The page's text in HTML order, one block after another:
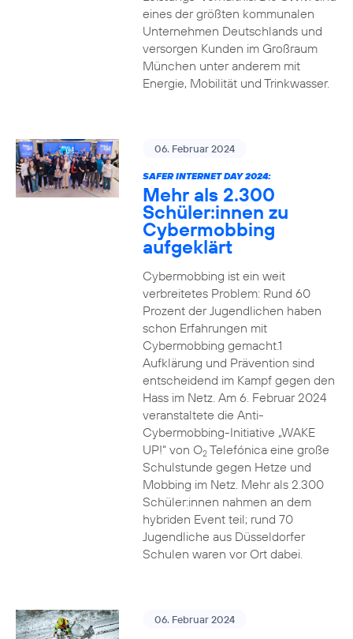
eines der größten kommunalen
Unternehmen Deutschlands und
versorgen Kunden im Großraum
München unter anderem mit
Energie, Mobilität und Trinkwasser.
06. Februar 2024
SAFER INTERNET DAY 2024:
Mehr als 2.300
Schüler:innen zu
Cybermobbing
aufgeklärt
Cybermobbing ist ein weit
verbreitetes Problem: Rund 60
Prozent der Jugendlichen haben
schon Erfahrungen mit
Cybermobbing gemacht.1
Aufklärung und Prävention sind
entscheidend im Kampf gegen den
Hass im Netz. Am 6. Februar 2024
veranstaltete die Anti-
Cybermobbing-Initiative „WAKE
UP!“ von O2Telefónica eine große
Schulstunde gegen Hetze und
Mobbing im Netz. Mehr als 2.300
Schüler:innen nahmen an dem
hybriden Event teil; rund 70
Jugendliche aus Düsseldorfer
Schulen waren vor Ort dabei.
06. Februar 2024